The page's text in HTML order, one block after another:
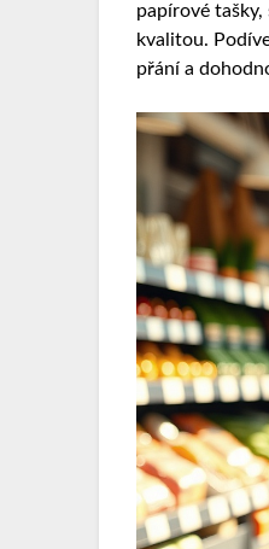
papírové
kvalitou.
přání a